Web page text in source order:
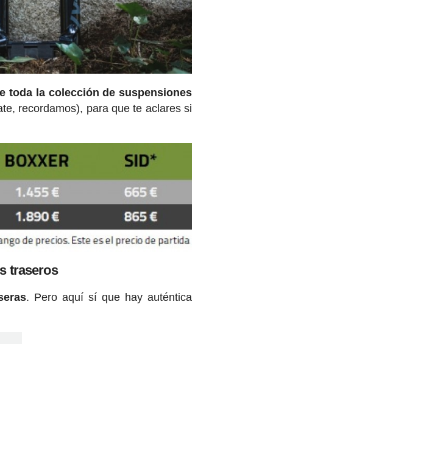
toda la colección de suspensiones
recordamos), para que te aclares si
traseros
. Pero aquí sí que hay auténtica